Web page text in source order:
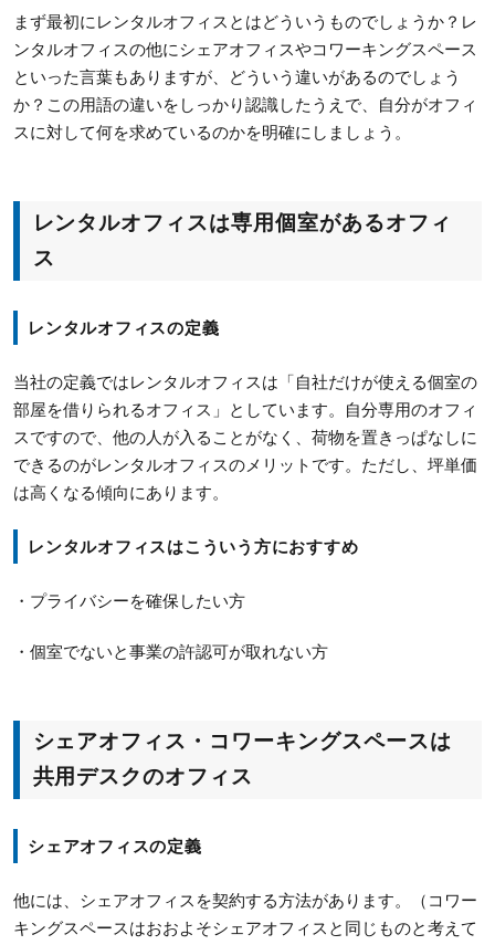
まず最初にレンタルオフィスとはどういうものでしょうか？レ
ンタルオフィスの他にシェアオフィスやコワーキングスペース
といった言葉もありますが、どういう違いがあるのでしょう
か？この用語の違いをしっかり認識したうえで、自分がオフィ
スに対して何を求めているのかを明確にしましょう。
レンタルオフィスは専用個室があるオフィ
ス
レンタルオフィスの定義
当社の定義ではレンタルオフィスは「自社だけが使える個室の
部屋を借りられるオフィス」としています。自分専用のオフィ
スですので、他の人が入ることがなく、荷物を置きっぱなしに
できるのがレンタルオフィスのメリットです。ただし、坪単価
は高くなる傾向にあります。
レンタルオフィスはこういう方におすすめ
・プライバシーを確保したい方
・個室でないと事業の許認可が取れない方
シェアオフィス・コワーキングスペースは
共用デスクのオフィス
シェアオフィスの定義
他には、シェアオフィスを契約する方法があります。（コワー
キングスペースはおおよそシェアオフィスと同じものと考えて